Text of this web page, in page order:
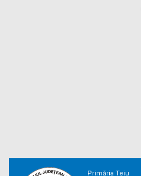
Primăria Teiu